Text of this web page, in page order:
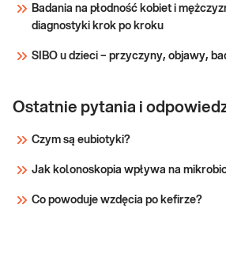
Badania na płodność kobiet i
diagnostyki krok po kroku
SIBO u dzieci – przyczyny, objawy,
Ostatnie pytania i
Czym są eubiotyki?
Jak kolonoskopia wpływa na
Co powoduje wzdęcia po kefirze?